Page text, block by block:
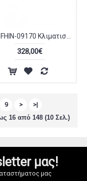
328,00€
9 >
>|
16 από 148 (10 Σελ.)
μας!
μας